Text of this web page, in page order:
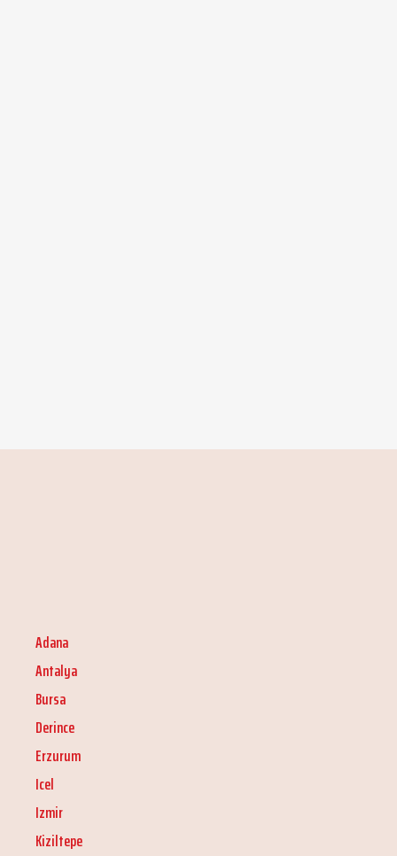
Adana
Antalya
Bursa
Derince
Erzurum
Icel
Izmir
Kiziltepe